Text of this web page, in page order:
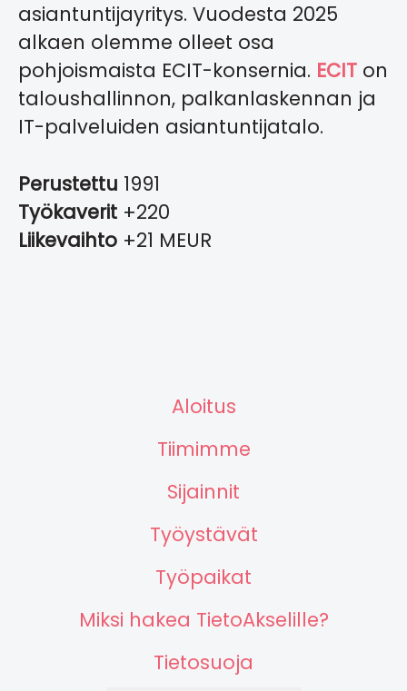
asiantuntijayritys. Vuodesta 2025
alkaen olemme olleet osa
pohjoismaista ECIT-konsernia. ECIT on
taloushallinnon, palkanlaskennan ja
IT-palveluiden asiantuntijatalo.
Perustettu 1991
Työkaverit +220
Liikevaihto +21 MEUR
Aloitus
Tiimimme
Sijainnit
Työystävät
Työpaikat
Miksi hakea TietoAkselille?
Tietosuoja